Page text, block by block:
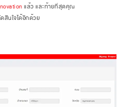
แล้ว และท้ายที่สุดคุณ
สินใจได้อีกด้วย